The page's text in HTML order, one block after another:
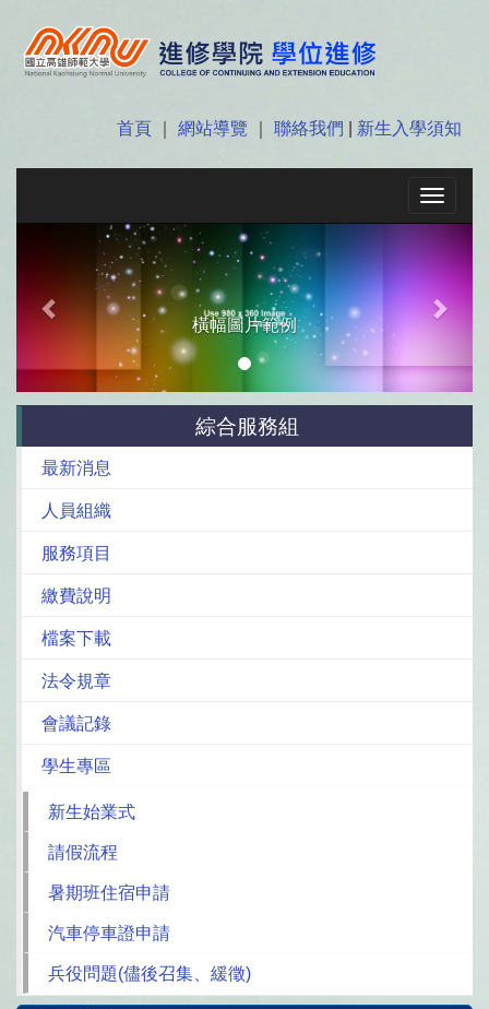
首頁 網站導覽 聯絡我們 新生入學須知
Toggle
橫幅圖片範例
Previous Next
綜合服務組
最新消息
人員組織
服務項目
繳費說明
檔案下載
法令規章
會議記錄
學生專區
新生始業式
請假流程
暑期班住宿申請
汽車停車證申請
兵役問題(儘後召集、緩徵)